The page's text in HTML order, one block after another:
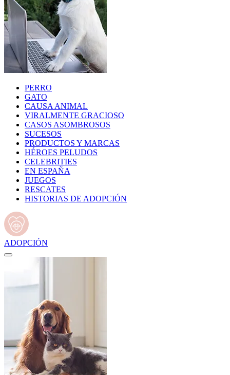
PERRO
GATO
CAUSA ANIMAL
VIRALMENTE GRACIOSO
CASOS ASOMBROSOS
SUCESOS
PRODUCTOS Y MARCAS
HÉROES PELUDOS
CELEBRITIES
EN ESPAÑA
JUEGOS
RESCATES
HISTORIAS DE ADOPCIÓN
ADOPCIÓN